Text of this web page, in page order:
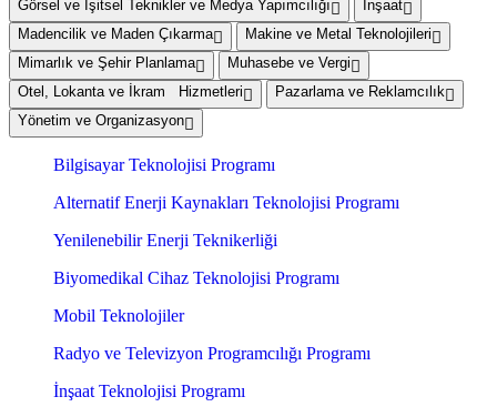
Görsel ve İşitsel Teknikler ve Medya Yapımcılığı
İnşaat
Madencilik ve Maden Çıkarma
Makine ve Metal Teknolojileri
Mimarlık ve Şehir Planlama
Muhasebe ve Vergi
Otel, Lokanta ve İkram Hizmetleri
Pazarlama ve Reklamcılık
Yönetim ve Organizasyon
Bilgisayar Teknolojisi Programı
Alternatif Enerji Kaynakları Teknolojisi Programı
Yenilenebilir Enerji Teknikerliği
Biyomedikal Cihaz Teknolojisi Programı
Mobil Teknolojiler
Radyo ve Televizyon Programcılığı Programı
İnşaat Teknolojisi Programı